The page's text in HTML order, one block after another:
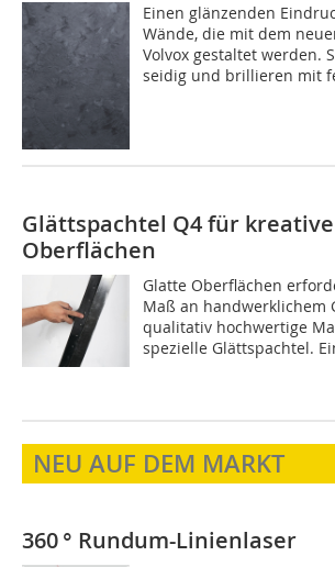
Einen glänzenden
Wände, die mit dem
Volvox gestaltet werden.
seidig und brillieren mit
Glättspachtel Q4 für kreative
Oberflächen
Glatte Oberflächen
Maß an handwerklichem
qualitativ hochwertige
spezielle Glättspachtel.
NEU AUF DEM MARKT
360 ° Rundum-Linienlaser